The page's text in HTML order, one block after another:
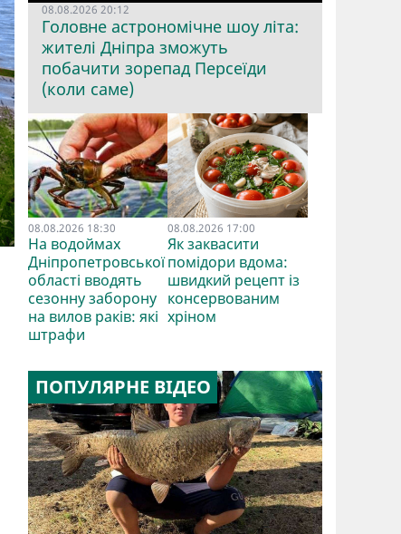
08.08.2026 20:12
Головне астрономічне шоу літа:
жителі Дніпра зможуть
побачити зорепад Персеїди
(коли саме)
08.08.2026 18:30
На водоймах
Дніпропетровської
області вводять
сезонну заборону
на вилов раків: які
штрафи
08.08.2026 17:00
Як заквасити
помідори вдома:
швидкий рецепт із
консервованим
хріном
ПОПУЛЯРНЕ ВІДЕО